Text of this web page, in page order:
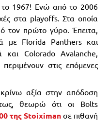
το 1967! Ενώ από το 2006
στα playoffs. Στα οποία
τον πρώτο γύρο. Έπειτα,
με Florida Panthers και
και Colorado Avalanche,
στις επόμενες
αξία στην απόδοση
θεωρώ ότι οι Bolts
της Stοiximan σε πιθανή